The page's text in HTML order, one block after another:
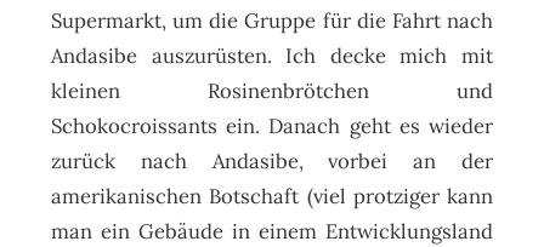
Supermarkt, um die Gruppe für die Fahrt nach
Andasibe auszurüsten. Ich decke mich mit
kleinen Rosinenbrötchen und
Schokocroissants ein. Danach geht es wieder
zurück nach Andasibe, vorbei an der
amerikanischen Botschaft (viel protziger kann
man ein Gebäude in einem Entwicklungsland